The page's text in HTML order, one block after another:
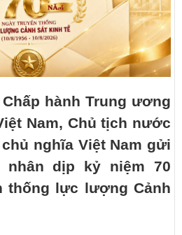
hành Trung ương
Nam, Chủ tịch nước
nghĩa Việt Nam gửi
dịp kỷ niệm 70
thống lực lượng Cảnh